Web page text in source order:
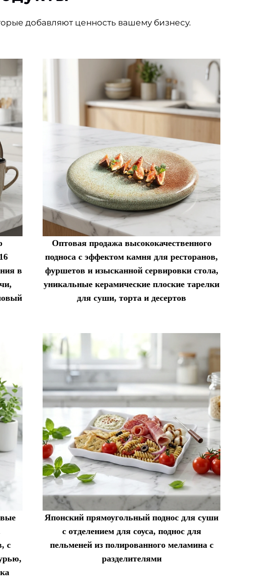
добавляют ценность вашему бизнесу.
в
Оптовая продажа высококачественного
подноса с эффектом камня для ресторанов,
фуршетов и изысканной сервировки стола,
уникальные керамические плоские тарелки
для суши, торта и десертов
с
Японский прямоугольный поднос для суши
с отделением для соуса, поднос для
пельменей из полированного меламина с
разделителями